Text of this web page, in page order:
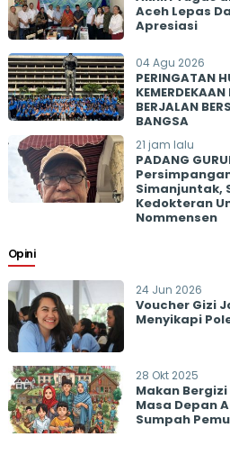
Aceh Lepas
Apresiasi
04 Agu 2026
PERINGATAN
BERJALAN
BANGSA
21 jam lalu
PADANG
Simanjuntak,
Kedokteran
Nommensen
Opini
24 Jun 2026
Voucher Gizi
Menyikapi
28 Okt 2025
Makan
Masa Depan
Sumpah